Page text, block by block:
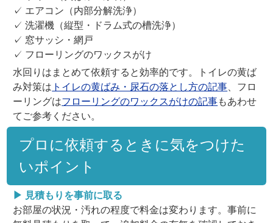
✓ エアコン（内部分解洗浄）
✓ 洗濯機（縦型・ドラム式の槽洗浄）
✓ 窓サッシ・網戸
✓ フローリングのワックスがけ
水回りはまとめて依頼すると効率的です。トイレの黄ば
み対策は トイレの黄ばみ・尿石の落とし方の記事 、フロ
ーリングはフローリングのワックスがけの記事もあわせ
てご参考ください。
プロに依頼するときに気をつけた
いポイント
▶ 見積もりを事前に取る
お部屋の状況・汚れの程度で料金は変わります。事前に